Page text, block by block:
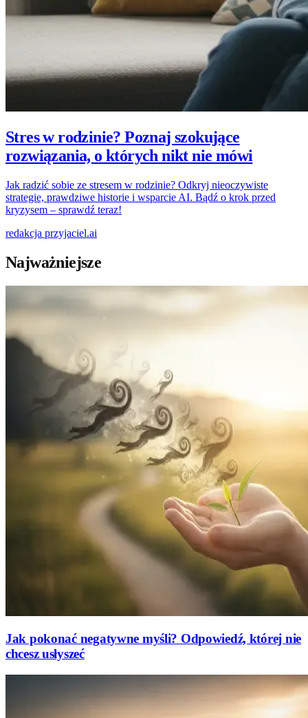
Stres w rodzinie? Poznaj szokujące
rozwiązania, o których nikt nie mówi
Jak radzić sobie ze stresem w rodzinie? Odkryj nieoczywiste
strategie, prawdziwe historie i wsparcie AI. Bądź o krok przed
kryzysem – sprawdź teraz!
redakcja przyjaciel.ai
Najważniejsze
Jak pokonać negatywne myśli? Odpowiedź, której nie
chcesz usłyszeć